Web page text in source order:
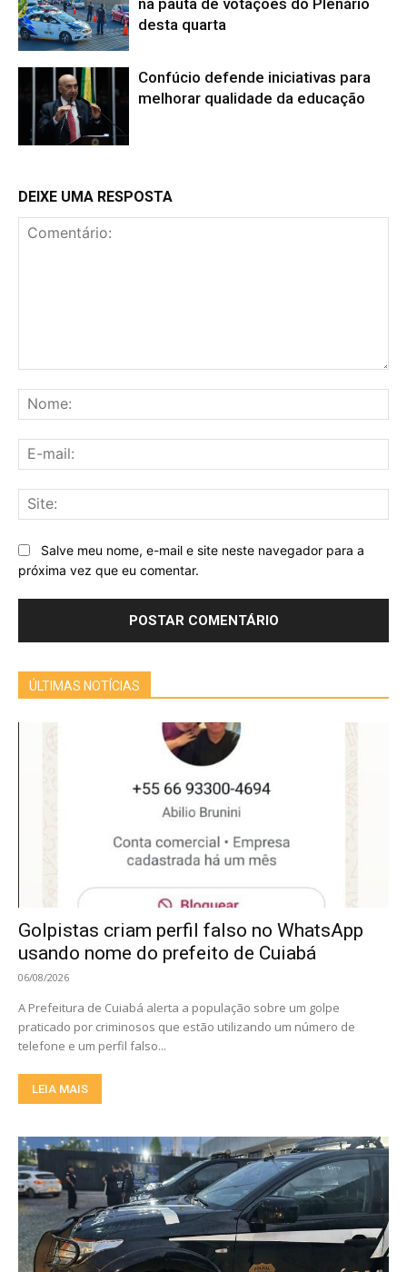
na pauta de votações do Plenário
desta quarta
Confúcio defende iniciativas para
melhorar qualidade da educação
DEIXE UMA RESPOSTA
Salve meu nome, e-mail e site neste navegador para a
próxima vez que eu comentar.
ÚLTIMAS NOTÍCIAS
Golpistas criam perfil falso no WhatsApp
usando nome do prefeito de Cuiabá
06/08/2026
A Prefeitura de Cuiabá alerta a população sobre um golpe
praticado por criminosos que estão utilizando um número de
telefone e um perfil falso...
LEIA MAIS